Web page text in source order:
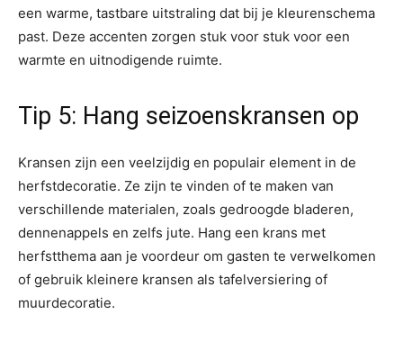
een warme, tastbare uitstraling dat bij je kleurenschema
past. Deze accenten zorgen stuk voor stuk voor een
warmte en uitnodigende ruimte.
Tip 5: Hang seizoenskransen op
Kransen zijn een veelzijdig en populair element in de
herfstdecoratie. Ze zijn te vinden of te maken van
verschillende materialen, zoals gedroogde bladeren,
dennenappels en zelfs jute. Hang een krans met
herfstthema aan je voordeur om gasten te verwelkomen
of gebruik kleinere kransen als tafelversiering of
muurdecoratie.